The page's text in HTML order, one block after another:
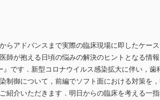
らアドバンスまで実際の臨床現場に即したケー
が抱える日頃の悩みの解決のヒントとなる情
です．新型コロナウイルス感染拡大に伴い，
制御について，前編でソフト面における対策を
介いただきます．明日からの臨床を考える一